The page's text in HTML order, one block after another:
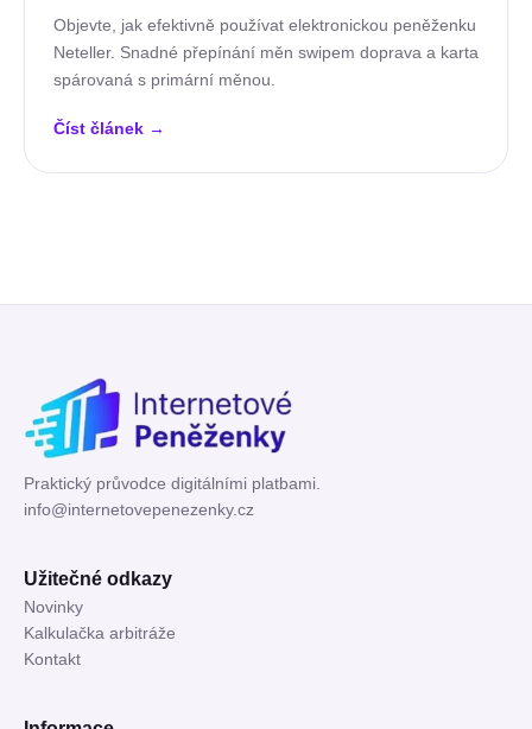
Objevte, jak efektivně používat elektronickou peněženku
Neteller. Snadné přepínání měn swipem doprava a karta
spárovaná s primární měnou.
Číst článek →
Praktický průvodce digitálními platbami.
info@internetovepenezenky.cz
Užitečné odkazy
Novinky
Kalkulačka arbitráže
Kontakt